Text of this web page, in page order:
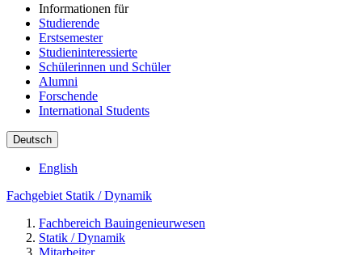
Informationen für
Studierende
Erstsemester
Studieninteressierte
Schülerinnen und Schüler
Alumni
Forschende
International Students
Deutsch
English
Fachgebiet Statik / Dynamik
Fachbereich Bauingenieurwesen
Statik / Dynamik
Mitarbeiter